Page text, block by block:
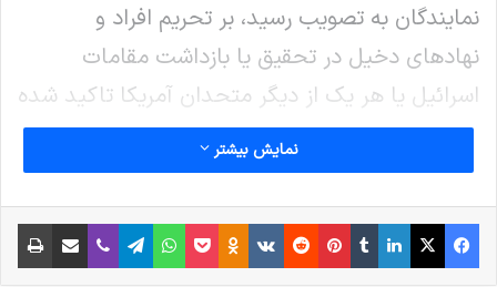
نمایندگان به تصویب رسید، بر تحریم افراد و
نهادهای دخیل در تحقیق یا بازداشت مقامات
اسرائیل یا هر یک از دیگر متحدان آمریکا تاکید شده
است.
نوشته های مشابه
انتشار شاخص تروریسم جهانی در
نمایش بیشتر
فیس بوک X لینکدین
‫تامبلر‫پین‌ترست
‫رددیت‫VKontakte
‫Odnoklassniki
پاکتواتس آپ تلگراموایبر اشتراک گذاری از طریق ایمیل